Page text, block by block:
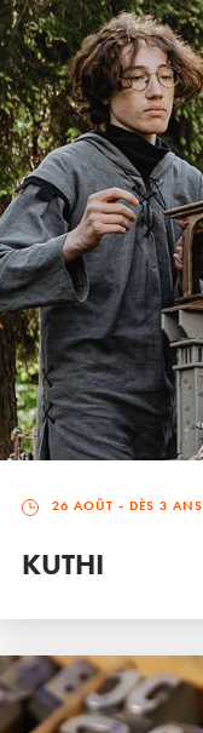
26 AOÛT - DÈS 3 ANS
KUTHI